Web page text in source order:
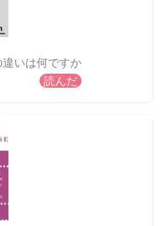
いは何ですか
読んだ